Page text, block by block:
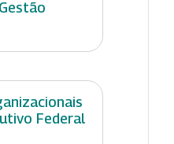
Federal